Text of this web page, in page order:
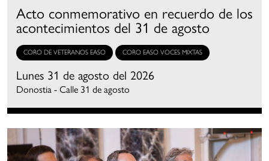
Acto conmemorativo en recuerdo de los
acontecimientos del 31 de agosto
CORO DE VETERANOS EASO CORO EASO VOCES MIXTAS
Lunes 31 de agosto del 2026
Donostia - Calle 31 de agosto